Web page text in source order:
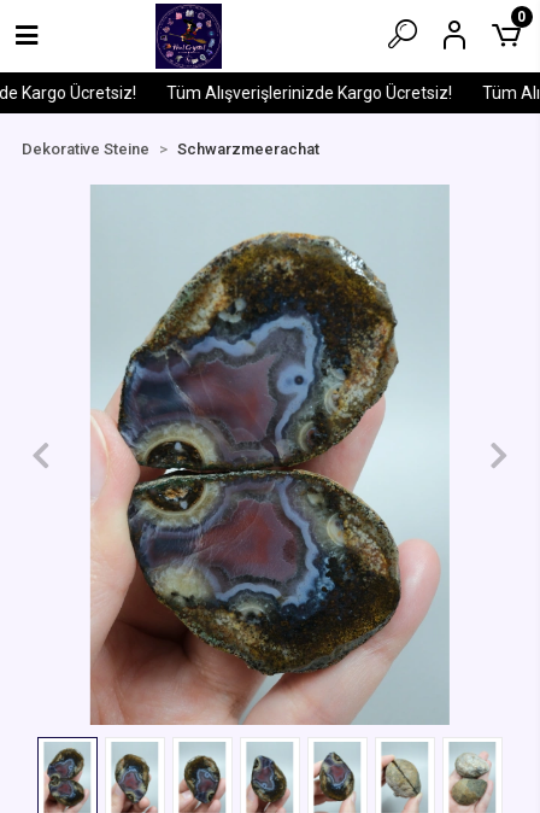
Kargo Ücretsiz! Tüm Alışverişlerinizde Kargo Ücretsiz! Tüm
0
Dekorative Steine Schwarzmeerachat